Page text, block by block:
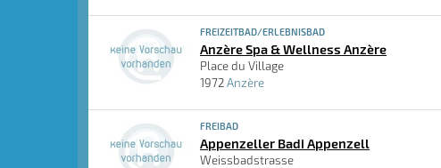
FREIZEITBAD/ERLEBNISBAD
Anzère Spa & Wellness Anzère
Place du Village
1972Anzère
FREIBAD
Appenzeller Badi Appenzell
Weissbadstrasse